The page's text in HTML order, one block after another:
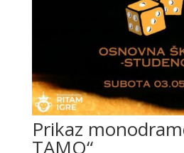
Prikaz
TAMO“